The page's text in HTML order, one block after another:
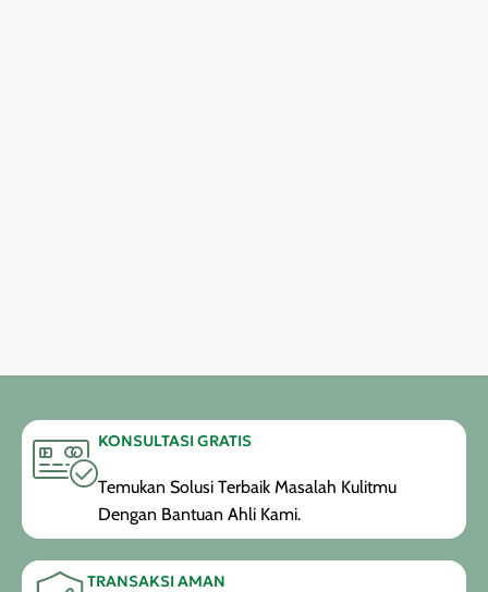
KONSULTASI GRATIS
Temukan Solusi Terbaik Masalah Kulitmu
Dengan Bantuan Ahli Kami.
TRANSAKSI AMAN